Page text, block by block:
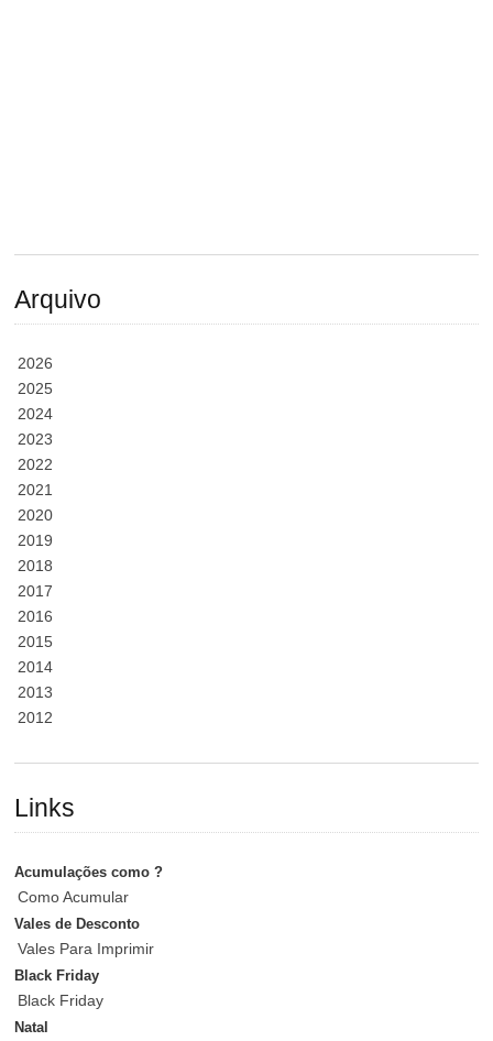
Arquivo
2026
2025
2024
2023
2022
2021
2020
2019
2018
2017
2016
2015
2014
2013
2012
Links
Acumulações como ?
Como Acumular
Vales de Desconto
Vales Para Imprimir
Black Friday
Black Friday
Natal